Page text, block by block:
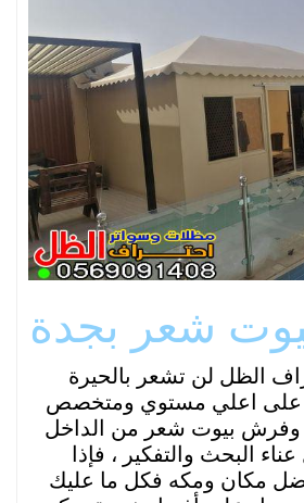
شعر بجدة
الظل لن تشعر بالحيرة
على اعلي مستوي ومتخصص
وفرش بيوت شعر من الداخل
البحث والتفكير ، فإذا
مكان ومكه فكل ما عليك